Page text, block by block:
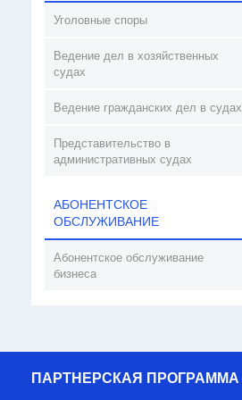
Уголовные споры
Ведение дел в хозяйственных
судах
Ведение гражданских дел в судах
Представительство в
административных судах
АБОНЕНТСКОЕ
ОБСЛУЖИВАНИЕ
Абонентское обслуживание
бизнеса
ПАРТНЕРСКАЯ ПРОГРАММА